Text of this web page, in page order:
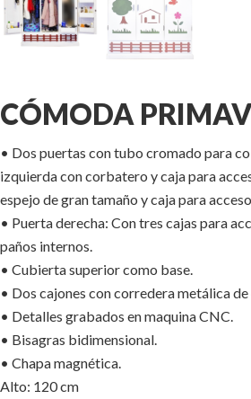
CÓMODA
• Dos puertas con tubo cromado para
izquierda con corbatero y caja para
espejo de gran tamaño y caja para
• Puerta derecha: Con tres cajas para
paños internos.
• Cubierta superior como base.
• Dos cajones con corredera metálica de
• Detalles grabados en maquina CNC.
• Bisagras bidimensional.
• Chapa magnética.
Alto: 120 cm